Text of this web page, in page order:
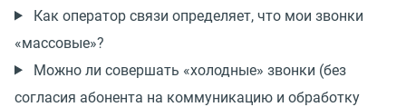
Как оператор связи определяет, что мои звонки
«массовые»?
Можно ли совершать «холодные» звонки (без
согласия абонента на коммуникацию и обработку